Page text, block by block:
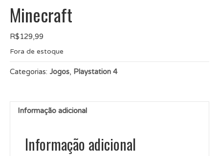
Minecraft
R$129,99
Fora de estoque
Categorias: Jogos, Playstation 4
Informação adicional
Informação adicional